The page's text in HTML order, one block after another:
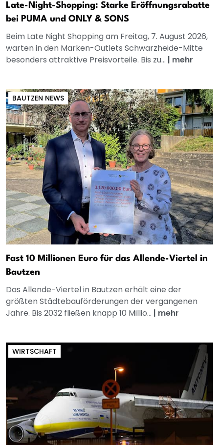
Late-Night-Shopping: Starke Eröffnungsrabatte
bei PUMA und ONLY & SONS
Beim Late Night Shopping am Freitag, 7. August 2026,
warten in den Marken-Outlets Schwarzheide-Mitte
besonders attraktive Preisvorteile. Bis zu... | mehr
BAUTZEN NEWS
Fast 10 Millionen Euro für das Allende-Viertel in
Bautzen
Das Allende-Viertel in Bautzen erhält eine der
größten Städtebauförderungen der vergangenen
Jahre. Bis 2032 fließen knapp 10 Millio... | mehr
WIRTSCHAFT